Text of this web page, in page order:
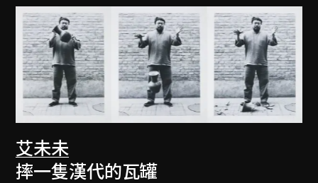
艾未未
摔一隻漢代的瓦罐